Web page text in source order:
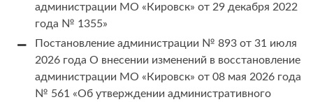
администрации МО «Кировск» от 29 декабря 2022
года № 1355»
Постановление администрации № 893 от 31 июля
2026 года О внесении изменений в восстановление
администрации МО «Кировск» от 08 мая 2026 года
№ 561 «Об утверждении административного